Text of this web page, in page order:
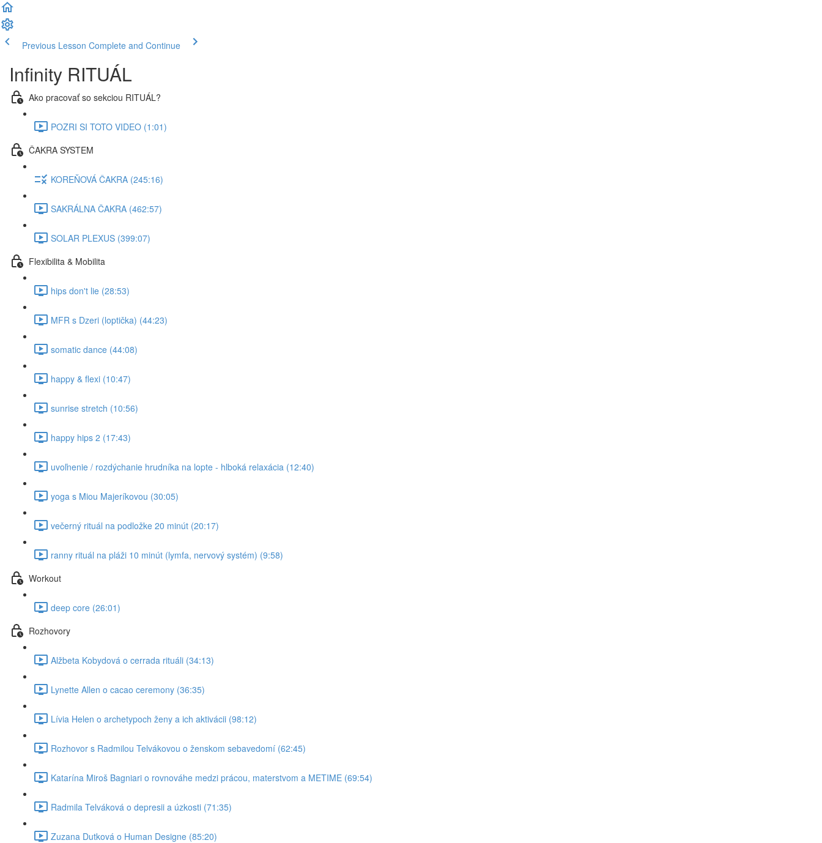
Previous Lesson Complete and Continue
Infinity RITUÁL
Ako pracovať so sekciou RITUÁL?
POZRI SI TOTO VIDEO (1:01)
ČAKRA SYSTEM
KOREŇOVÁ ČAKRA (245:16)
SAKRÁLNA ČAKRA (462:57)
SOLAR PLEXUS (399:07)
Flexibilita & Mobilita
hips don't lie (28:53)
MFR s Dzeri (loptička) (44:23)
somatic dance (44:08)
happy & flexi (10:47)
sunrise stretch (10:56)
happy hips 2 (17:43)
uvoľnenie / rozdýchanie hrudníka na lopte - hlboká relaxácia (12:40)
yoga s Miou Majeríkovou (30:05)
večerný rituál na podložke 20 minút (20:17)
ranny rituál na pláži 10 minút (lymfa, nervový systém) (9:58)
Workout
deep core (26:01)
Rozhovory
Alžbeta Kobydová o cerrada rituáli (34:13)
Lynette Allen o cacao ceremony (36:35)
Lívia Helen o archetypoch ženy a ich aktivácii (98:12)
Rozhovor s Radmilou Telvákovou o ženskom sebavedomí (62:45)
Katarína Miroš Bagniari o rovnováhe medzi prácou, materstvom a METIME (69:54)
Radmila Telváková o depresii a úzkosti (71:35)
Zuzana Dutková o Human Designe (85:20)